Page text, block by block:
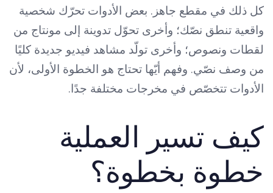
كل ذلك في مقطع جاهز. بعض الأدوات تحرّك شخصية
واقعية تنطق نصّك؛ وأخرى تحوّل تدوينة إلى مونتاج من
لقطات ونصوص؛ وأخرى تولّد مشاهد فيديو جديدة كليًا
من وصف نصّي. وفهم أيّها تحتاج هو الخطوة الأولى، لأن
الأدوات تتخصّص في مخرجات مختلفة جدًا.
كيف تسير العملية
خطوة بخطوة؟